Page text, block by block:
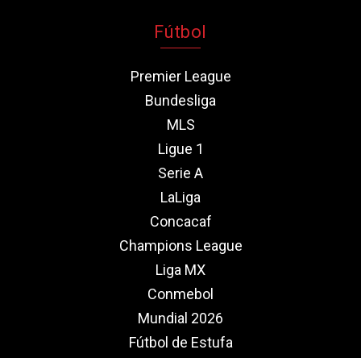
Fútbol
Premier League
Bundesliga
MLS
Ligue 1
Serie A
LaLiga
Concacaf
Champions League
Liga MX
Conmebol
Mundial 2026
Fútbol de Estufa